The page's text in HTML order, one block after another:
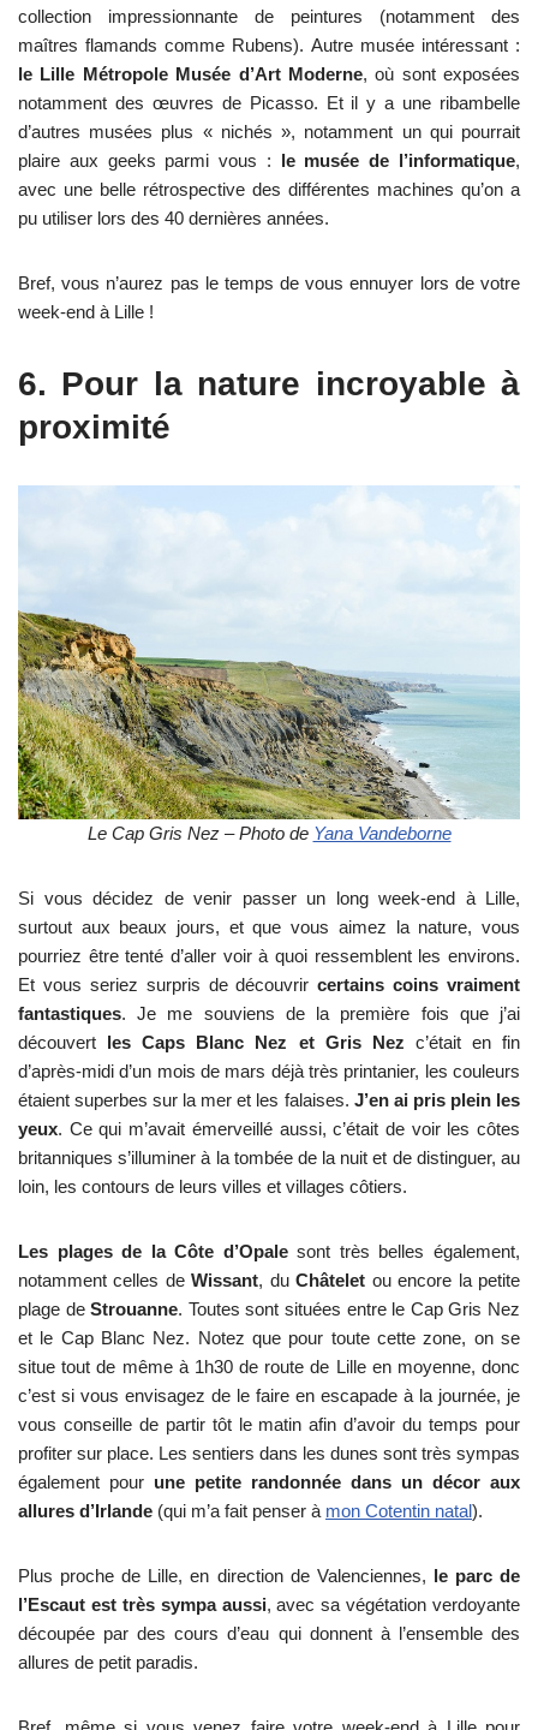
collection impressionnante de peintures (notamment des
maîtres flamands comme Rubens). Autre musée intéressant :
le Lille Métropole Musée d’Art Moderne, où sont exposées
notamment des œuvres de Picasso. Et il y a une ribambelle
d’autres musées plus « nichés », notamment un qui pourrait
plaire aux geeks parmi vous : le musée de l’informatique,
avec une belle rétrospective des différentes machines qu’on a
pu utiliser lors des 40 dernières années.
Bref, vous n’aurez pas le temps de vous ennuyer lors de votre
week-end à Lille !
6. Pour la nature incroyable à
proximité
Le Cap Gris Nez – Photo de Yana Vandeborne
Si vous décidez de venir passer un long week-end à Lille,
surtout aux beaux jours, et que vous aimez la nature, vous
pourriez être tenté d’aller voir à quoi ressemblent les environs.
Et vous seriez surpris de découvrir certains coins vraiment
fantastiques. Je me souviens de la première fois que j’ai
découvert les Caps Blanc Nez et Gris Nez c’était en fin
d’après-midi d’un mois de mars déjà très printanier, les couleurs
étaient superbes sur la mer et les falaises. J’en ai pris plein les
yeux. Ce qui m’avait émerveillé aussi, c’était de voir les côtes
britanniques s’illuminer à la tombée de la nuit et de distinguer, au
loin, les contours de leurs villes et villages côtiers.
Les plages de la Côte d’Opalesont très belles également,
notamment celles deWissant, duChâtelet ou encore la petite
plage deStrouanne. Toutes sont situées entre le Cap Gris Nez
et le Cap Blanc Nez. Notez que pour toute cette zone, on se
situe tout de même à 1h30 de route de Lille en moyenne, donc
c’est si vous envisagez de le faire en escapade à la journée, je
vous conseille de partir tôt le matin afin d’avoir du temps pour
profiter sur place. Les sentiers dans les dunes sont très sympas
également pour une petite randonnée dans un décor aux
allures d’Irlande (qui m’a fait penser à mon Cotentin natal).
Plus proche de Lille, en direction de Valenciennes, le parc de
l’Escaut est très sympa aussi, avec sa végétation verdoyante
découpée par des cours d’eau qui donnent à l’ensemble des
allures de petit paradis.